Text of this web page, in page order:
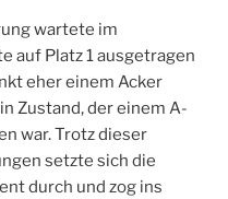
wartete im
auf Platz 1 ausgetragen
eher einem Acker
Zustand, der einem A-
war. Trotz dieser
setzte sich die
durch und zog ins